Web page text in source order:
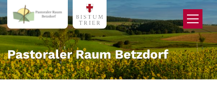
Zum Inhalt springen
Pastoraler Raum Betzdorf